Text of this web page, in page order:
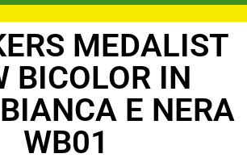
MEDALIST
BICOLOR IN
E NERA
WB01